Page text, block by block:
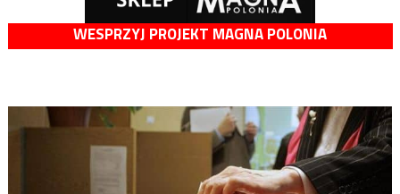
WESPRZYJ PROJEKT MAGNA POLONIA